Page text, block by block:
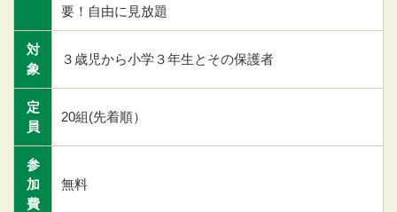
要！自由に見放題
対
象
３歳児から小学３年生とその保護者
定
員
20組(先着順）
参
加
費
無料